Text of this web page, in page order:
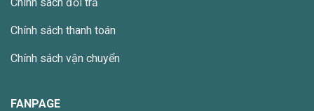
Chính sách thanh toán
Chính sách vận chuyển
FANPAGE